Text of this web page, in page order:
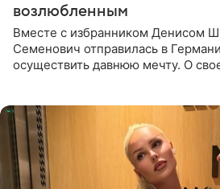
возлюбленным
Вместе с избранником Денисом
Семенович отправилась в
осуществить давнюю мечту. О